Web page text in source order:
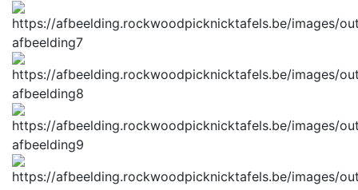
afbeelding7
afbeelding8
afbeelding9